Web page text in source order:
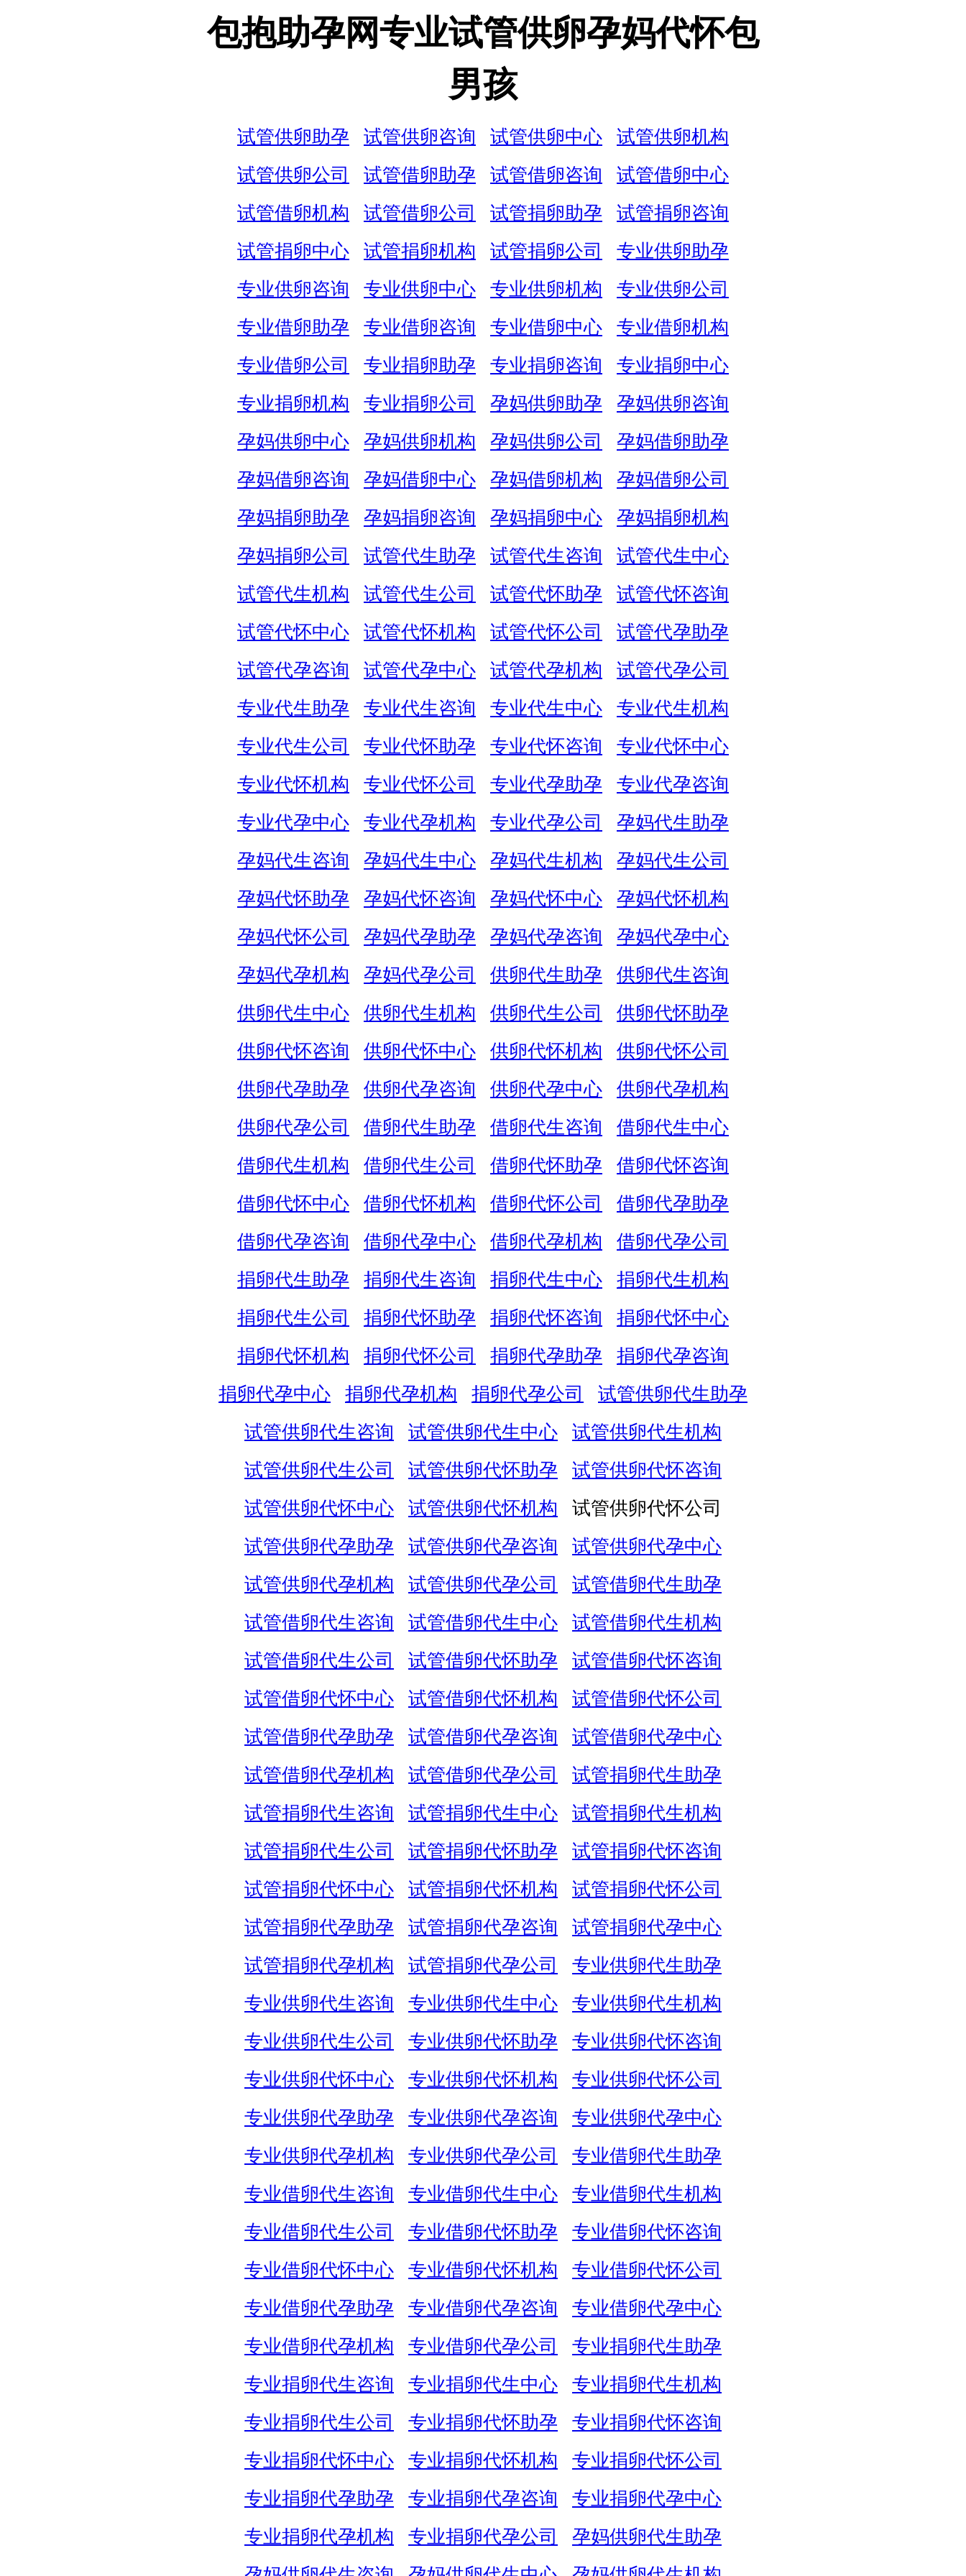
包抱助孕网专业试管供卵孕妈代怀包
男孩
试管供卵助孕 试管供卵咨询 试管供卵中心
试管供卵机构
试管供卵公司
试管借卵助孕 试管借卵咨询
试管借卵中心
试管借卵机构
试管借卵公司 试管捐卵助孕
试管捐卵咨询
试管捐卵中心
试管捐卵机构 试管捐卵公司
专业供卵助孕
专业供卵咨询
专业供卵中心 专业供卵机构
专业供卵公司
专业借卵助孕
专业借卵咨询 专业借卵中心
专业借卵机构
专业借卵公司
专业捐卵助孕 专业捐卵咨询
专业捐卵中心
专业捐卵机构
专业捐卵公司 孕妈供卵助孕
孕妈供卵咨询
孕妈供卵中心
孕妈供卵机构 孕妈供卵公司
孕妈借卵助孕
孕妈借卵咨询
孕妈借卵中心 孕妈借卵机构
孕妈借卵公司
孕妈捐卵助孕
孕妈捐卵咨询 孕妈捐卵中心
孕妈捐卵机构
孕妈捐卵公司
试管代生助孕 试管代生咨询
试管代生中心
试管代生机构
试管代生公司 试管代怀助孕
试管代怀咨询
试管代怀中心
试管代怀机构 试管代怀公司
试管代孕助孕
试管代孕咨询
试管代孕中心 试管代孕机构
试管代孕公司
专业代生助孕
专业代生咨询 专业代生中心
专业代生机构
专业代生公司
专业代怀助孕 专业代怀咨询
专业代怀中心
专业代怀机构
专业代怀公司 专业代孕助孕
专业代孕咨询
专业代孕中心
专业代孕机构 专业代孕公司
孕妈代生助孕
孕妈代生咨询
孕妈代生中心 孕妈代生机构
孕妈代生公司
孕妈代怀助孕
孕妈代怀咨询 孕妈代怀中心
孕妈代怀机构
孕妈代怀公司
孕妈代孕助孕 孕妈代孕咨询
孕妈代孕中心
孕妈代孕机构
孕妈代孕公司 供卵代生助孕
供卵代生咨询
供卵代生中心
供卵代生机构 供卵代生公司
供卵代怀助孕
供卵代怀咨询
供卵代怀中心 供卵代怀机构
供卵代怀公司
供卵代孕助孕
供卵代孕咨询 供卵代孕中心
供卵代孕机构
供卵代孕公司
借卵代生助孕 借卵代生咨询
借卵代生中心
借卵代生机构
借卵代生公司 借卵代怀助孕
借卵代怀咨询
借卵代怀中心
借卵代怀机构 借卵代怀公司
借卵代孕助孕
借卵代孕咨询
借卵代孕中心 借卵代孕机构
借卵代孕公司
捐卵代生助孕
捐卵代生咨询 捐卵代生中心
捐卵代生机构
捐卵代生公司
捐卵代怀助孕 捐卵代怀咨询
捐卵代怀中心
捐卵代怀机构
捐卵代怀公司 捐卵代孕助孕
捐卵代孕咨询
捐卵代孕中心
捐卵代孕机构 捐卵代孕公司
试管供卵代生助孕
试管供卵代生咨询
试管供卵代生中心
试管供卵代生机构
试管供卵代生公司
试管供卵代怀助孕
试管供卵代怀咨询
试管供卵代怀中心
试管供卵代怀机构
试管供卵代怀公司
试管供卵代孕助孕
试管供卵代孕咨询
试管供卵代孕中心
试管供卵代孕机构
试管供卵代孕公司
试管借卵代生助孕
试管借卵代生咨询
试管借卵代生中心
试管借卵代生机构
试管借卵代生公司
试管借卵代怀助孕
试管借卵代怀咨询
试管借卵代怀中心
试管借卵代怀机构
试管借卵代怀公司
试管借卵代孕助孕
试管借卵代孕咨询
试管借卵代孕中心
试管借卵代孕机构
试管借卵代孕公司
试管捐卵代生助孕
试管捐卵代生咨询
试管捐卵代生中心
试管捐卵代生机构
试管捐卵代生公司
试管捐卵代怀助孕
试管捐卵代怀咨询
试管捐卵代怀中心
试管捐卵代怀机构
试管捐卵代怀公司
试管捐卵代孕助孕
试管捐卵代孕咨询
试管捐卵代孕中心
试管捐卵代孕机构
试管捐卵代孕公司
专业供卵代生助孕
专业供卵代生咨询
专业供卵代生中心
专业供卵代生机构
专业供卵代生公司
专业供卵代怀助孕
专业供卵代怀咨询
专业供卵代怀中心
专业供卵代怀机构
专业供卵代怀公司
专业供卵代孕助孕
专业供卵代孕咨询
专业供卵代孕中心
专业供卵代孕机构
专业供卵代孕公司
专业借卵代生助孕
专业借卵代生咨询
专业借卵代生中心
专业借卵代生机构
专业借卵代生公司
专业借卵代怀助孕
专业借卵代怀咨询
专业借卵代怀中心
专业借卵代怀机构
专业借卵代怀公司
专业借卵代孕助孕
专业借卵代孕咨询
专业借卵代孕中心
专业借卵代孕机构
专业借卵代孕公司
专业捐卵代生助孕
专业捐卵代生咨询
专业捐卵代生中心
专业捐卵代生机构
专业捐卵代生公司
专业捐卵代怀助孕
专业捐卵代怀咨询
专业捐卵代怀中心
专业捐卵代怀机构
专业捐卵代怀公司
专业捐卵代孕助孕
专业捐卵代孕咨询
专业捐卵代孕中心
专业捐卵代孕机构
专业捐卵代孕公司
孕妈供卵代生助孕